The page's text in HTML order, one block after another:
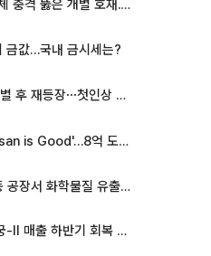
[증시키워드] 반도체 충격 뚫은 개별 호재...포스코퓨처엠·에코프로·한화솔루션 '눈길'
금값…국내 금시세는?
‘나솔사계’ 국화, 결별 후 재등장⋯첫인상 투표 휩쓸고 ‘인기녀’ 등극
억 도시브랜드, 용산 대통령실 CI 업체가 수행
서 화학물질 유출 사고 발생
iM "LIG D&A, 천궁-II 매출 하반기 회복 전망…방산 톱픽 유지"